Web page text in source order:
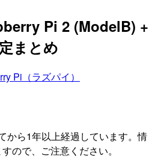
Pi 2 (ModelB) +
まとめ
Pi（ラズパイ）
から1年以上経過しています。情
ので、ご注意ください。